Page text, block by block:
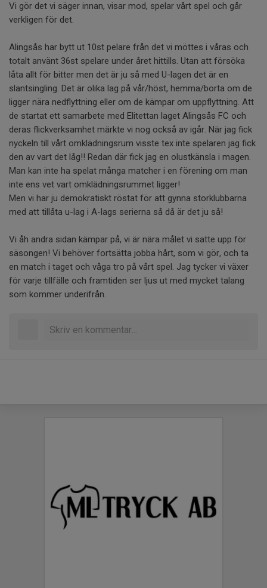
Vi gör det vi säger innan, visar mod, spelar vårt spel och går
verkligen för det.
Alingsås har bytt ut 10st pelare från det vi möttes i våras och
totalt använt 36st spelare under året hittills. Utan att försöka
låta allt för bitter men det är ju så med U-lagen det är en
slantsingling. Det är olika lag på vår/höst, hemma/borta om de
ligger nära nedflyttning eller om de kämpar om uppflyttning. Att
de startat ett samarbete med Elitettan laget Alingsås FC och
deras flickverksamhet märkte vi nog också av igår. När jag fick
nyckeln till vårt omklädningsrum visste tex inte spelaren jag fick
den av vart det låg!! Redan där fick jag en olustkänsla i magen.
Man kan inte ha spelat många matcher i en förening om man
inte ens vet vart omklädningsrummet ligger!
Men vi har ju demokratiskt röstat för att gynna storklubbarna
med att tillåta u-lag i A-lags serierna så då är det ju så!
Vi åh andra sidan kämpar på, vi är nära målet vi satte upp för
säsongen! Vi behöver fortsätta jobba hårt, som vi gör, och ta
en match i taget och våga tro på vårt spel. Jag tycker vi växer
för varje tillfälle och framtiden ser ljus ut med mycket talang
som kommer underifrån.